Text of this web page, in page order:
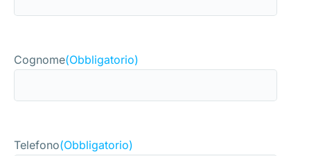
Cognome(Obbligatorio)
Telefono(Obbligatorio)